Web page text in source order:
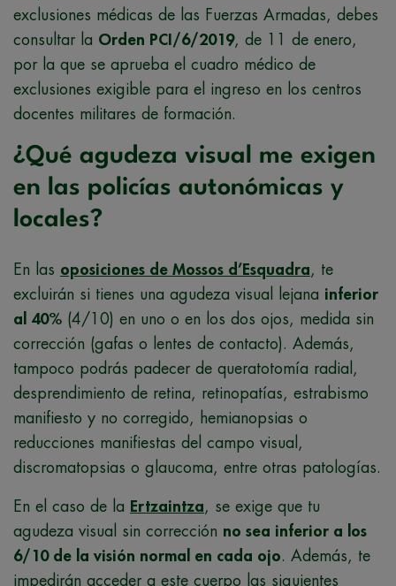
exclusiones médicas de las Fuerzas Armadas, debes
consultar la Orden PCI/6/2019, de 11 de enero,
por la que se aprueba el cuadro médico de
exclusiones exigible para el ingreso en los centros
docentes militares de formación.
¿Qué agudeza visual me exigen
en las policías autonómicas y
locales?
En las oposiciones de Mossos d’Esquadra, te
excluirán si tienes una agudeza visual lejana inferior
al 40% (4/10) en uno o en los dos ojos, medida sin
corrección (gafas o lentes de contacto). Además,
tampoco podrás padecer de queratotomía radial,
desprendimiento de retina, retinopatías, estrabismo
manifiesto y no corregido, hemianopsias o
reducciones manifiestas del campo visual,
discromatopsias o glaucoma, entre otras patologías.
En el caso de la Ertzaintza, se exige que tu
agudeza visual sin corrección no sea inferior a los
6/10 de la visión normal en cada ojo. Además, te
impedirán acceder a este cuerpo las siguientes